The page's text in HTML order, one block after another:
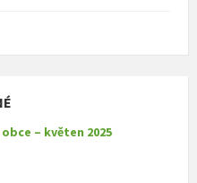
– květen 2025